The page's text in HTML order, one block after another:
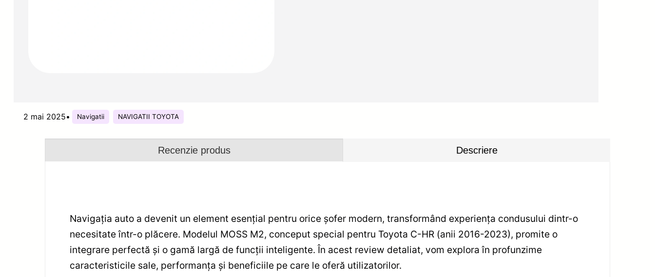
2 mai 2025• Navigatii NAVIGATII TOYOTA
Recenzie produs Descriere
Navigația auto a devenit un element esențial pentru orice șofer modern, transformând experiența condusului dintr-o
necesitate într-o plăcere. Modelul MOSS M2, conceput special pentru Toyota C-HR (anii 2016-2023), promite o
integrare perfectă și o gamă largă de funcții inteligente. În acest review detaliat, vom explora în profunzime
caracteristicile sale, performanța și beneficiile pe care le oferă utilizatorilor.